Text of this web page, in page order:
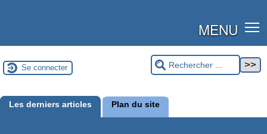
MENU
Se connecter
Les derniers articles Plan du site